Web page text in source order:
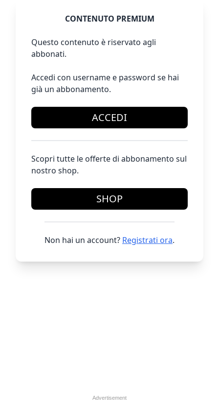
CONTENUTO PREMIUM
Questo contenuto è riservato agli
abbonati.
Accedi con username e password se hai
già un abbonamento.
ACCEDI
Scopri tutte le offerte di abbonamento sul
nostro shop.
SHOP
Non hai un account? Registrati ora.